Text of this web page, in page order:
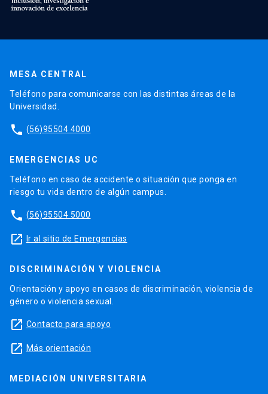
MESA CENTRAL
Teléfono para comunicarse con las distintas áreas de la
Universidad.
phone (56)95504 4000
EMERGENCIAS UC
Teléfono en caso de accidente o situación que ponga en
riesgo tu vida dentro de algún campus.
phone (56)95504 5000
launch Ir al sitio de Emergencias
DISCRIMINACIÓN Y VIOLENCIA
Orientación y apoyo en casos de discriminación, violencia de
género o violencia sexual.
launch Contacto para apoyo
launch Más orientación
MEDIACIÓN UNIVERSITARIA